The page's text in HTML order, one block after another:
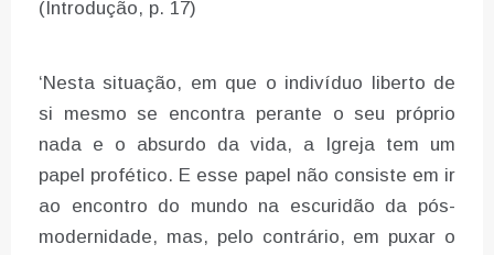
(Introdução, p. 17)
‘Nesta situação, em que o indivíduo liberto de
si mesmo se encontra perante o seu próprio
nada e o absurdo da vida, a Igreja tem um
papel profético. E esse papel não consiste em ir
ao encontro do mundo na escuridão da pós-
modernidade, mas, pelo contrário, em puxar o